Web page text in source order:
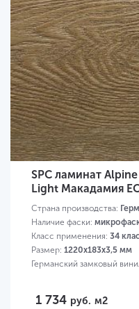
SPC ламинат
Light Макадамия
Страна производства:
Наличие фаски:
Класс применения: 34
Размер: 1220х183х3,5 мм
Германский замковый
1 734 руб. м2